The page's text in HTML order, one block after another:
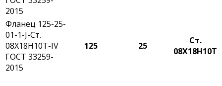
2015
Фланец 125-25-
01-1-J-Ст.
08Х18Н10Т-IV
ГОСТ 33259-
2015
125 25
Ст.
08Х18Н10Т